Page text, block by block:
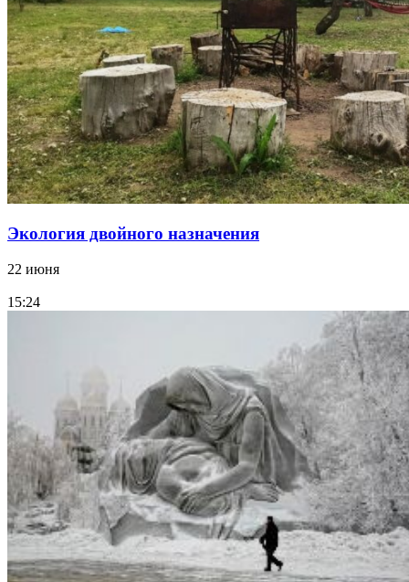
Экология двойного назначения
22 июня
15:24